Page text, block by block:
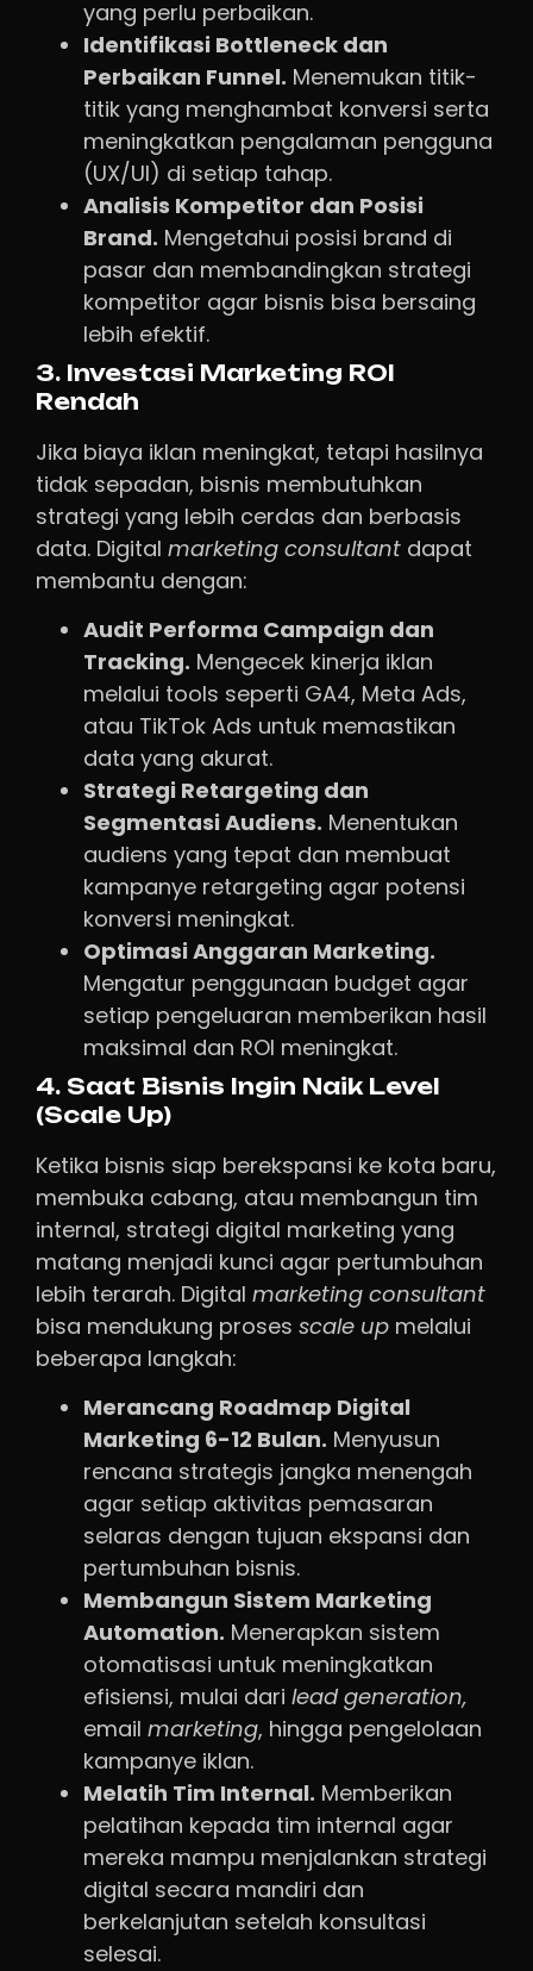
yang perlu perbaikan.
Identifikasi Bottleneck dan
Perbaikan Funnel. Menemukan titik-
titik yang menghambat konversi serta
meningkatkan pengalaman pengguna
(UX/UI) di setiap tahap.
Analisis Kompetitor dan Posisi
Brand. Mengetahui posisi brand di
pasar dan membandingkan strategi
kompetitor agar bisnis bisa bersaing
lebih efektif.
3. Investasi Marketing ROI
Rendah
Jika biaya iklan meningkat, tetapi hasilnya
tidak sepadan, bisnis membutuhkan
strategi yang lebih cerdas dan berbasis
data. Digital marketing consultant dapat
membantu dengan:
Audit Performa Campaign dan
Tracking. Mengecek kinerja iklan
melalui tools seperti GA4, Meta Ads,
atau TikTok Ads untuk memastikan
data yang akurat.
Strategi Retargeting dan
Segmentasi Audiens. Menentukan
audiens yang tepat dan membuat
kampanye retargeting agar potensi
konversi meningkat.
Optimasi Anggaran Marketing.
Mengatur penggunaan budget agar
setiap pengeluaran memberikan hasil
maksimal dan ROI meningkat.
4. Saat Bisnis Ingin Naik Level
(Scale Up)
Ketika bisnis siap berekspansi ke kota baru,
membuka cabang, atau membangun tim
internal, strategi digital marketing yang
matang menjadi kunci agar pertumbuhan
lebih terarah. Digital marketing consultant
bisa mendukung proses scale up melalui
beberapa langkah:
Merancang Roadmap Digital
Marketing 6-12 Bulan. Menyusun
rencana strategis jangka menengah
agar setiap aktivitas pemasaran
selaras dengan tujuan ekspansi dan
pertumbuhan bisnis.
Membangun Sistem Marketing
Automation. Menerapkan sistem
otomatisasi untuk meningkatkan
efisiensi, mulai dari lead generation,
email marketing, hingga pengelolaan
kampanye iklan.
Melatih Tim Internal. Memberikan
pelatihan kepada tim internal agar
mereka mampu menjalankan strategi
digital secara mandiri dan
berkelanjutan setelah konsultasi
selesai.